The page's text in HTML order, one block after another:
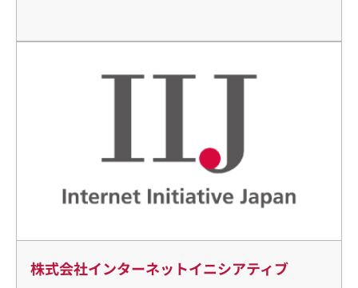
株式会社インターネットイニシアティブ